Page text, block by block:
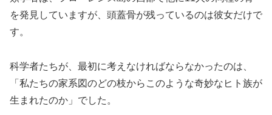
を発見していますが、頭蓋骨が残っているのは彼女だけで
す。
科学者たちが、最初に考えなければならなかったのは、
「私たちの家系図のどの枝からこのような奇妙なヒト族が
生まれたのか」でした。